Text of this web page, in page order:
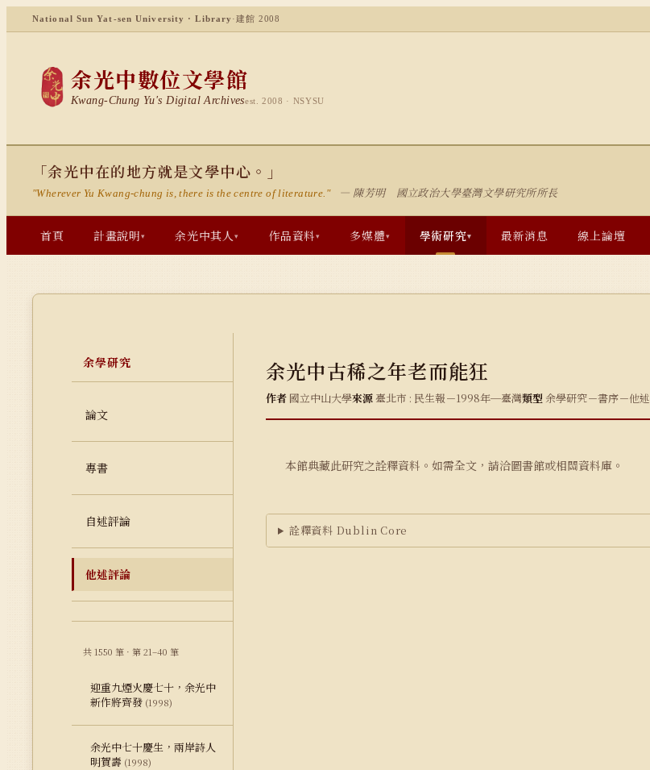
National Sun Yat-sen University · Library ·建館 2008
余光中數位文學館
Kwang-Chung Yu's Digital Archivesest. 2008 · NSYSU
「余光中在的地方就是文學中心。」
"Wherever Yu Kwang-chung is, there is the centre of literature." — 陳芳明 國立政治大學臺灣文學研究所所長
首頁 計畫說明▾ 余光中其人▾ 作品資料▾ 多媒體▾ 學術研究▾ 最新消息 線上論壇
余學研究
論文
專書
自述評論
他述評論
共 1550 筆 · 第 21–40 筆
迎重九煙火慶七十，余光中
新作將齊發 (1998)
余光中七十慶生，兩岸詩人
明賀壽 (1998)
余光中古稀之年老而能狂
作者 國立中山大學來源臺北市 : 民生報－1998年─臺灣類型 余學研究－書序－他述
本館典藏此研究之詮釋資料。如需全文，請洽圖書館或相關資料庫。
詮釋資料 Dublin Core